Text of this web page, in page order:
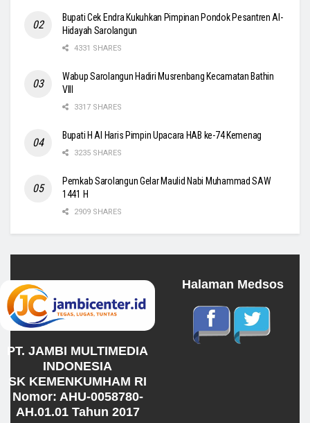
Bupati Cek Endra Kukuhkan Pimpinan Pondok Pesantren Al-
Hidayah Sarolangun
4331 SHARES
Wabup Sarolangun Hadiri Musrenbang Kecamatan Bathin
VIII
3317 SHARES
Bupati H Al Haris Pimpin Upacara HAB ke-74 Kemenag
3235 SHARES
Pemkab Sarolangun Gelar Maulid Nabi Muhammad SAW
1441 H
2909 SHARES
PT. JAMBI MULTIMEDIA
INDONESIA
SK KEMENKUMHAM RI
Nomor: AHU-0058780-
AH.01.01 Tahun 2017
Halaman Medsos